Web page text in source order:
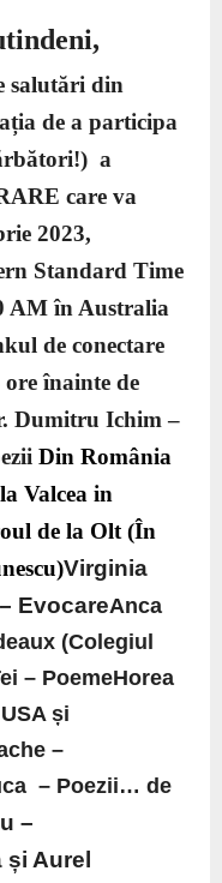
salutări din
de a participa
a
care va
2023,
Standard Time
AM în Australia
de conectare
înainte de
Dumitru Ichim –
Din România
Valcea in
de la Olt(În
Virginia
EvocareAnca
(Colegiul
– PoemeHorea
și
–
– Poezii… de
–
și Aurel